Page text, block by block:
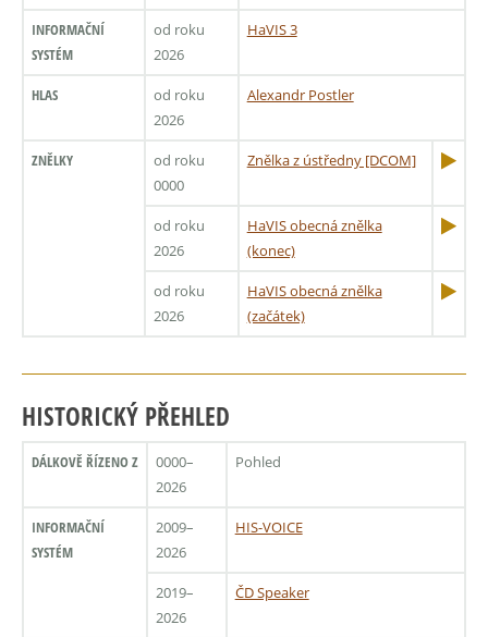
INFORMAČNÍ
SYSTÉM
od roku
2026
HaVIS 3
HLAS
od roku
2026
Alexandr Postler
ZNĚLKY
od roku
0000
Znělka z ústředny [DCOM]
od roku
2026
HaVIS obecná znělka
(konec)
od roku
2026
HaVIS obecná znělka
(začátek)
HISTORICKÝ PŘEHLED
DÁLKOVĚ ŘÍZENO Z
0000–
2026
Pohled
INFORMAČNÍ
SYSTÉM
2009–
2026
HIS-VOICE
2019–
2026
ČD Speaker